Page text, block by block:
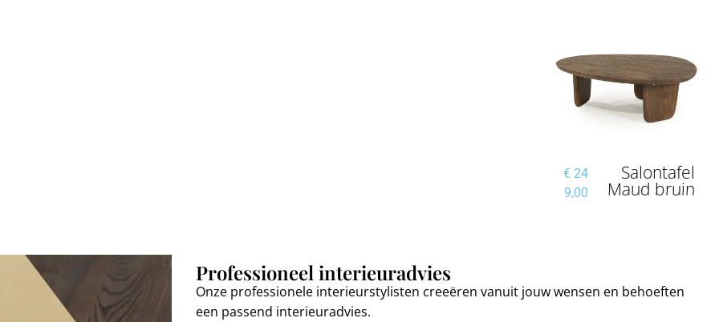
Salontafel
Maud bruin
€ 24
9,00
Professioneel interieuradvies
Onze professionele interieurstylisten creeëren vanuit jouw wensen en behoeften
een passend interieuradvies.